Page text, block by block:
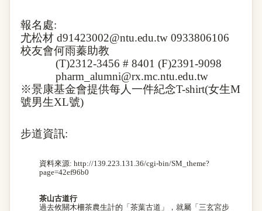
報名處:
尤松材 d91423002@ntu.edu.tw 0933806106
校友會何雨蓁助教
(T)2312-3456 # 8401 (F)2391-9098
pharm_alumni@rx.mc.ntu.edu.tw
※景康基金會提供每人一件紀念T-shirt(女生M
號男生XL號)
步道資訊:
資料來源: http://139.223.131.36/cgi-bin/SM_theme?
page=42ef96b0
茶山古道行
過去攸關木柵茶農生計的「茶葉古道」，就屬「三玄宮步